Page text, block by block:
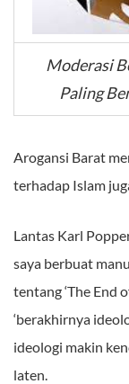
Moderasi
Paling
Arogansi Barat
terhadap Islam
Lantas Karl
saya berbuat
tentang ‘The End
‘berakhirnya
ideologi makin
laten.